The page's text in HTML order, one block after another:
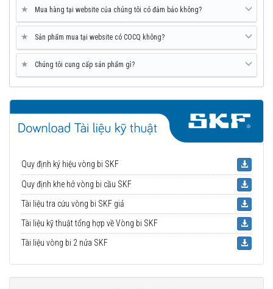
★ Mua hàng tại website của chúng tôi có đảm bảo không?
★ Sản phẩm mua tại website có COCQ không?
★ Chúng tôi cung cấp sản phẩm gì?
Quy định ký hiệu vòng bi SKF
Quy định khe hở vòng bi cầu SKF
Tài liệu tra cứu vòng bi SKF giả
Tài liệu kỹ thuật tổng hợp về Vòng bi SKF
Tài liệu vòng bi 2 nửa SKF